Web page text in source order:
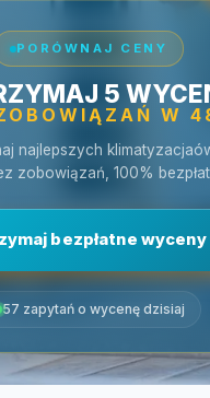
PORÓWNAJ CENY
5
W
najlepszych
zobowiązań, 100%
bezpłatne wyceny
57 zapytań o wycenę dzisiaj